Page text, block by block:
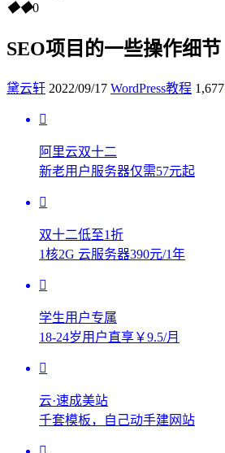
◆◆0
SEO项目的一些操作细节
黛云轩 2022/09/17 WordPress教程 1,677
阿里云双十二
新老用户服务器仅需57元起
双十二低至1折
1核2G 云服务器390元/1年
学生用户专属
18-24岁用户直享￥9.5/月
云·速成美站
千套模板，自己动手建网站